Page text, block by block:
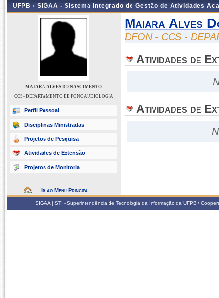
UFPB › SIGAA - Sistema Integrado de Gestão de Atividades
MAIARA ALVES DO NASCIMENTO
CCS - DEPARTAMENTO DE FONOAUDIOLOGIA
Perfil Pessoal
Disciplinas Ministradas
Projetos de Pesquisa
Atividades de Extensão
Projetos de Monitoria
Ir ao Menu Principal
Maiara Alves
DFON - CCS -
Atividades de
Atividades de
SIGAA | STI - Superintendência de Tecnologia da Informação da UFPB /